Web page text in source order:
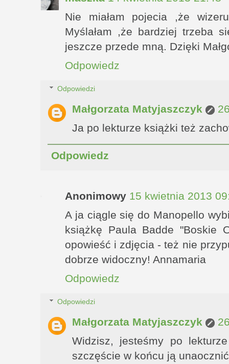
Nie miałam pojecia ,że
Myślałam ,że bardziej trzeba
jeszcze przede mną. Dzięki
Odpowiedz
Odpowiedzi
Małgorzata Matyjaszczyk
Ja po lekturze książki też
Odpowiedz
Anonimowy 15 kwietnia 2013
A ja ciągle się do Manopello
książkę Paula Badde "Boskie
opowieść i zdjęcia - też nie
dobrze widoczny! Annamaria
Odpowiedz
Odpowiedzi
Małgorzata Matyjaszczyk
Widzisz, jesteśmy po
szczęście w końcu ją